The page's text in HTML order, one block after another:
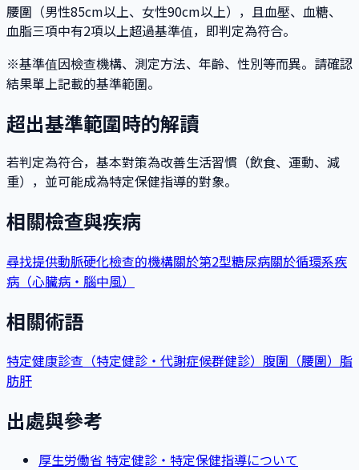
腰圍（男性85cm以上、女性90cm以上），且血壓、血糖、
血脂三項中有2項以上超過基準值，即判定為符合。
※基準值因檢查機構、測定方法、年齡、性別等而異。請確認
結果單上記載的基準範圍。
超出基準範圍時的解讀
若判定為符合，基本對策為改善生活習慣（飲食、運動、減
重），並可能成為特定保健指導的對象。
相關檢查與疾病
尋找提供動脈硬化檢查的機構關於第2型糖尿病關於循環系疾
病（心臟病・腦中風）
相關術語
特定健康診查（特定健診・代謝症候群健診） 腹圍（腰圍） 脂
肪肝
出處與參考
厚生労働省 特定健診・特定保健指導について